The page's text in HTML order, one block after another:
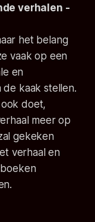
verhalen -
het belang
vaak op een
en
kaak stellen.
doet,
meer op
gekeken
verhaal en